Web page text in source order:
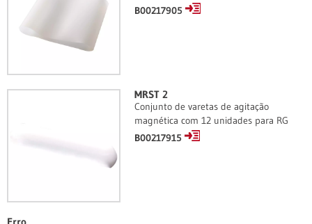
B00217905
MRST 2
Conjunto de varetas de agitação
magnética com 12 unidades para RG
B00217915
Erro